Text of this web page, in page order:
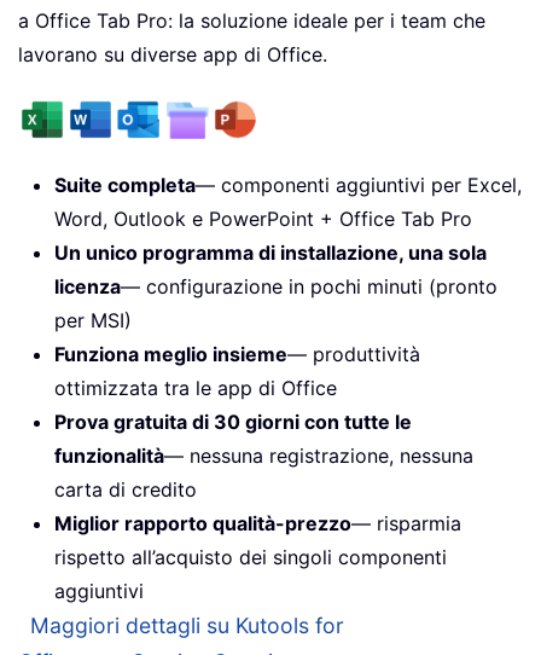
a Office Tab Pro: la soluzione ideale per i team che
lavorano su diverse app di Office.
Suite completa— componenti aggiuntivi per Excel,
Word, Outlook e PowerPoint + Office Tab Pro
Un unico programma di installazione, una sola
licenza— configurazione in pochi minuti (pronto
per MSI)
Funziona meglio insieme— produttività
ottimizzata tra le app di Office
Prova gratuita di 30 giorni con tutte le
funzionalità— nessuna registrazione, nessuna
carta di credito
Miglior rapporto qualità-prezzo— risparmia
rispetto all’acquisto dei singoli componenti
aggiuntivi
Maggiori dettagli su Kutools for